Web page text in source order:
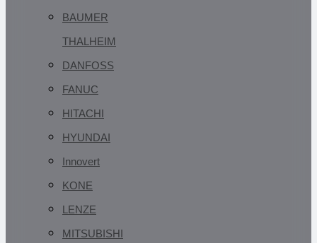
BAUMER
THALHEIM
DANFOSS
FANUC
HITACHI
HYUNDAI
Innovert
KONE
LENZE
MITSUBISHI